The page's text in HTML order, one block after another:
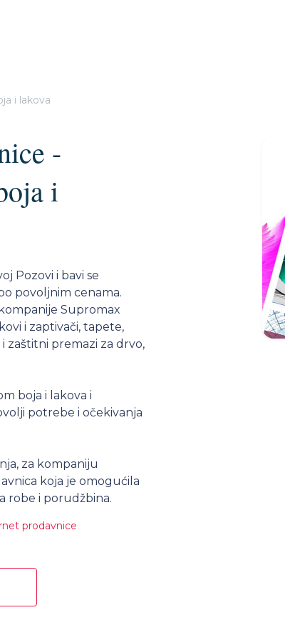
i lakova
-
i
Pozovi i bavi se
povoljnim cenama.
Supromax
i zaptivači, tapete,
zaštitni premazi za drvo,
boja i lakova i
potrebe i očekivanja
za kompaniju
koja je omogućila
robe i porudžbina.
prodavnice